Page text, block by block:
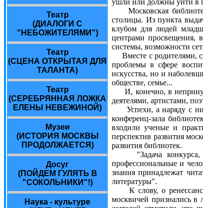
Театр
(ДИАЛОГИ С
"НЕБОЖИТЕЛЯМИ")
Театр
(СЦЕНА ОТКРЫТАЯ ДЛЯ
ТАЛАНТА)
Театр
(СЕРЕБРЯННАЯ ЛОЖКА
ЕЛЕНЫ НЕВЕЖИНОЙ)
Музеи
(ИСТОРИЯ МОСКВЫ
ПРОДОЛЖАЕТСЯ)
Досуг
(ПОЙДЕМ ГУЛЯТЬ В
"СОКОЛЬНИКИ"!)
Наука - культуре
Московская
столицы. Из пункта
клубом для людей
центрами просвещения,
системы, возможности
Вместе с родителями,
проблемы в сфере
искусства, но и
обществе, семье...
И, конечно, в
деятелями, артистами,
Успехи, а наряду с
конференц-зала
входили ученые и
перспектив развития
развития библиотек.
"Задача конкурса, —
профессиональные и
знания принадлежат
литературы".
К слову, о ренессансе
москвичей признались